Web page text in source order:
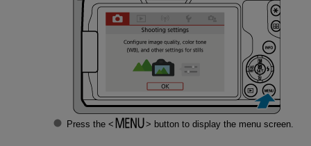
Press the button to display the menu screen.